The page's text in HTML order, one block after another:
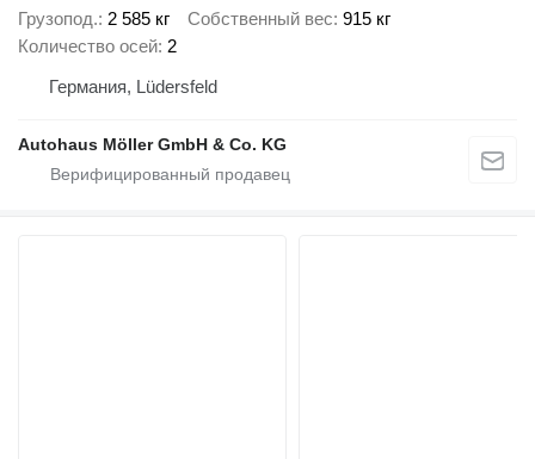
Грузопод. 2 585 кг Собственный вес 915 кг
Количество осей 2
Германия, Lüdersfeld
Autohaus Möller GmbH & Co. KG